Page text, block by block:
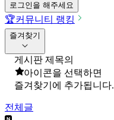
로그인을 해주세요
🏆커뮤니티 랭킹
즐겨찾기
게시판 제목의
아이콘을 선택하면
즐겨찾기에 추가됩니다.
전체글